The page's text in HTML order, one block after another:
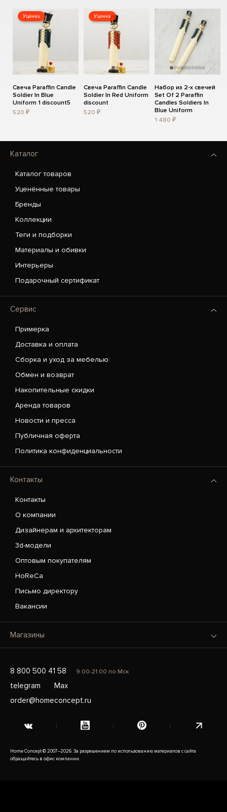
Уценка
Свеча Paraffin Candle
Soldier In Blue
Uniform 1 discount5
520 ₽
Уценка
Свеча Paraffin Candle
Soldier In Red Uniform
discount
520 ₽
Набор из 2-х свечей
Set Of 2 Paraffin
Candles Soldiers In
Blue Uniform
1 480 ₽
Каталог
Каталог товаров
Уценённые товары
Бренды
Коллекции
Теги и подборки
Материалы и обивки
Интерьеры
Подарочный сертификат
Сервис
Примерка
Доставка и оплата
Сборка и уход за мебелью
Обмен и возврат
Накопительные скидки
Аренда товаров
Новости и пресса
Публичная оферта
Политика конфиденциальности
Контакты
Контакты
О компании
Дизайнерам и архитекторам
3d-модели
Оптовым покупателям
HoReCa
Письмо директору
Вакансии
Магазины
8 800 500 41 58 9:00-21:00 по Мск
telegram
Max
order@homeconcept.ru
Home Concept © 2007–2026. За разрешением по использованию материалов с сайта
обращайтесь в офис компании.